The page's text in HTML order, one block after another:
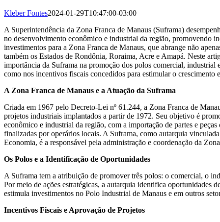
Kleber Fontes2024-01-29T10:47:00-03:00
A Superintendência da Zona Franca de Manaus (Suframa)
no desenvolvimento econômico e industrial da região, promovendo
investimentos para a Zona Franca de Manaus, que abrange não
também os Estados de Rondônia, Roraima, Acre e Amapá. Neste
importância da Suframa na promoção dos polos comercial, industrial
como nos incentivos fiscais concedidos para estimular o crescimento
A Zona Franca de Manaus e a Atuação da Suframa
Criada em 1967 pelo Decreto-Lei nº 61.244, a Zona Franca de
projetos industriais implantados a partir de 1972. Seu objetivo é
econômico e industrial da região, com a importação de partes e peças
finalizadas por operários locais. A Suframa, como autarquia
Economia, é a responsável pela administração e coordenação da
Os Polos e a Identificação de Oportunidades
A Suframa tem a atribuição de promover três polos: o comercial, o
Por meio de ações estratégicas, a autarquia identifica oportunidades
estimula investimentos no Polo Industrial de Manaus e em outros
Incentivos Fiscais e Aprovação de Projetos